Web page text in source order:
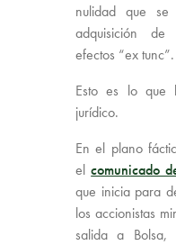
nulidad que
adquisición
efectos “ex tunc”.
Esto es lo que
jurídico.
En el plano
elcomunicado
que inicia para
los accionistas
salida a Bolsa,